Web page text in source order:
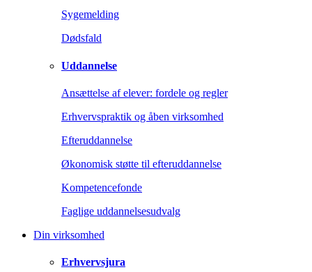
Sygemelding
Dødsfald
Uddannelse
Ansættelse af elever: fordele og regler
Erhvervspraktik og åben virksomhed
Efteruddannelse
Økonomisk støtte til efteruddannelse
Kompetencefonde
Faglige uddannelsesudvalg
Din virksomhed
Erhvervsjura